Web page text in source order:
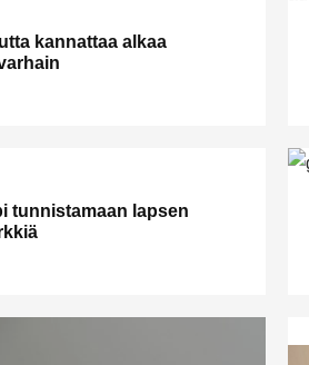
kannattaa alkaa
tunnistamaan lapsen